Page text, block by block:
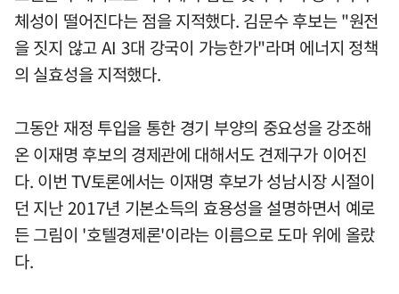
체성이 떨어진다는 점을 지적했다. 김문수 후보는 "원전
을 짓지 않고 AI 3대 강국이 가능한가"라며 에너지 정책
의 실효성을 지적했다.
그동안 재정 투입을 통한 경기 부양의 중요성을 강조해
온 이재명 후보의 경제관에 대해서도 견제구가 이어진
다. 이번 TV토론에서는 이재명 후보가 성남시장 시절이
던 지난 2017년 기본소득의 효용성을 설명하면서 예로
든 그림이 '호텔경제론'이라는 이름으로 도마 위에 올랐
다.